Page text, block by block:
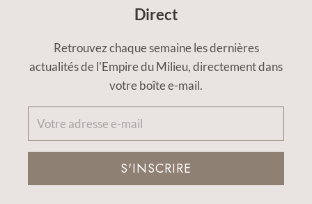
Direct
Retrouvez chaque semaine les dernières
actualités de l'Empire du Milieu, directement dans
votre boîte e-mail.
S'INSCRIRE